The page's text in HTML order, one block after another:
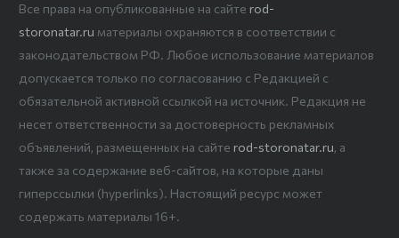
Все права на опубликованные на сайте rod-
storonatar.ru материалы охраняются в соответствии с
законодательством РФ. Любое использование материалов
допускается только по согласованию с Редакцией с
обязательной активной ссылкой на источник. Редакция не
несет ответственности за достоверность рекламных
объявлений, размещенных на сайте rod-storonatar.ru, а
также за содержание веб-сайтов, на которые даны
гиперссылки (hyperlinks). Настоящий ресурс может
содержать материалы 16+.